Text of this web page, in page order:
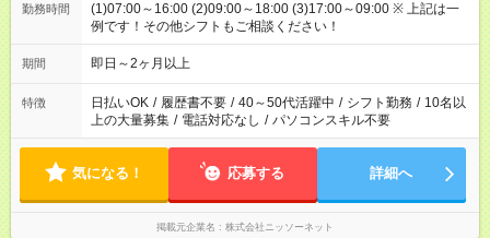
勤務時間
(1)07:00～16:00 (2)09:00～18:00 (3)17:00～09:00 ※ 上記は一
例です！その他シフトもご相談ください！
期間 即日～2ヶ月以上
特徴 日払いOK / 履歴書不要 / 40～50代活躍中 / シフト勤務 / 10名以
上の大量募集 / 電話対応なし / パソコンスキル不要
気になる！ 応募する 詳細へ
掲載元企業名 株式会社ニッソーネット